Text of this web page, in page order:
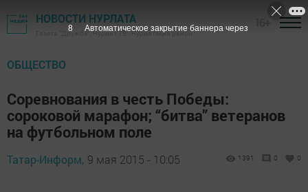
НОВОСТИ НУРЛАТА
Газета "Дружба", Нурлат ТВ - Нурлатский район
ОБЩЕСТВО
Соревнования в честь Победы:
сороковой марафон; “битва” ветеранов
на футбольном поле
Татар-Информ, 9 мая 2015 - 10:05 1391 0 0
7 Автоматическое закрытие баннера через